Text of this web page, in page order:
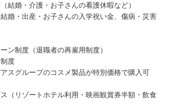
結婚・介護・お子さんの看護休暇など）
婚・出産・お子さんの入学祝い金、傷病・災害
ン制度（退職者の再雇用制度）
度
スグループのコスメ製品が特別価格で購入可
（リゾートホテル利用・映画観賞券半額・飲食